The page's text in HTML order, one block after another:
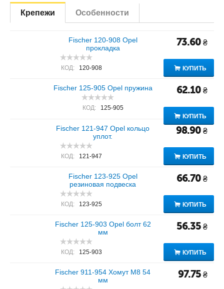
Крепежи Особенности
Fischer 120-908 Opel
прокладка
КОД: 120-908
73.60 ₴
КУПИТЬ
Fischer 125-905 Opel пружина
КОД: 125-905
62.10 ₴
КУПИТЬ
Fischer 121-947 Opel кольцо
уплот.
КОД: 121-947
98.90 ₴
КУПИТЬ
Fischer 123-925 Opel
резиновая подвеска
КОД: 123-925
66.70 ₴
КУПИТЬ
Fischer 125-903 Opel болт 62
мм
КОД: 125-903
56.35 ₴
КУПИТЬ
Fischer 911-954 Хомут M8 54
мм
97.75 ₴